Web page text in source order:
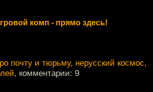
комп - прямо здесь!
почту и тюрьму, нерусский космос,
, комментарии: 9